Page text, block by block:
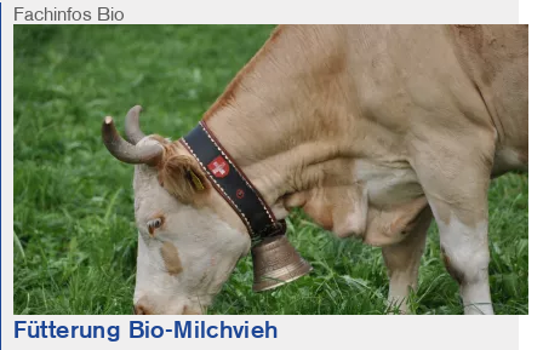
Fachinfos Bio
Image
Fütterung Bio-Milchvieh